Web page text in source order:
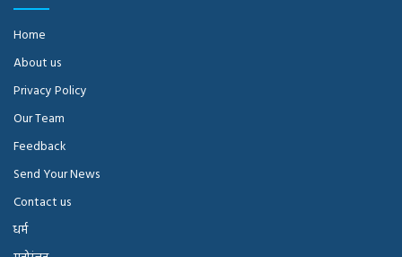
Home
About us
Privacy Policy
Our Team
Feedback
Send Your News
Contact us
धर्म